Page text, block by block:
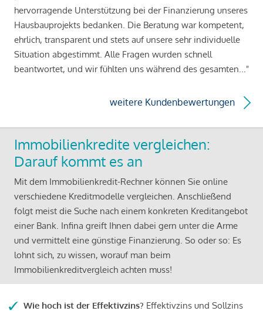
hervorragende Unterstützung bei der Finanzierung unseres
Hausbauprojekts bedanken. Die Beratung war kompetent,
ehrlich, transparent und stets auf unsere sehr individuelle
Situation abgestimmt. Alle Fragen wurden schnell
beantwortet, und wir fühlten uns während des gesamten..."
weitere Kundenbewertungen
Immobilienkredite vergleichen:
Darauf kommt es an
Mit dem Immobilienkredit-Rechner können Sie online
verschiedene Kreditmodelle vergleichen. Anschließend
folgt meist die Suche nach einem konkreten Kreditangebot
einer Bank. Infina greift Ihnen dabei gern unter die Arme
und vermittelt eine günstige Finanzierung. So oder so: Es
lohnt sich, zu wissen, worauf man beim
Immobilienkreditvergleich achten muss!
Wie hoch ist der Effektivzins? Effektivzins und Sollzins